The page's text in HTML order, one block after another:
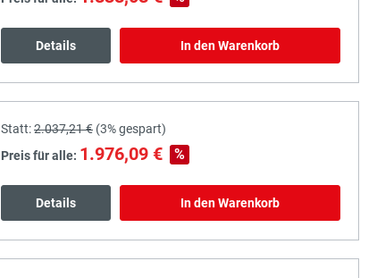
Details In den Warenkorb
Statt:2.037,21 € (3%gespart)
Preis für alle: 1.976,09 € %
Details In den Warenkorb